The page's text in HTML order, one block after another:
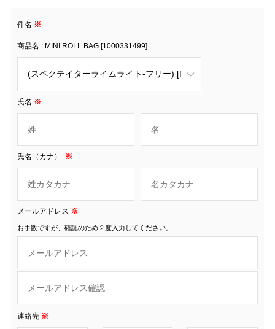
件名 ※
商品名 : MINI ROLL BAG [1000331499]
氏名 ※
氏名（カナ） ※
メールアドレス ※
お手数ですが、確認のため２度入力してください。
連絡先 ※